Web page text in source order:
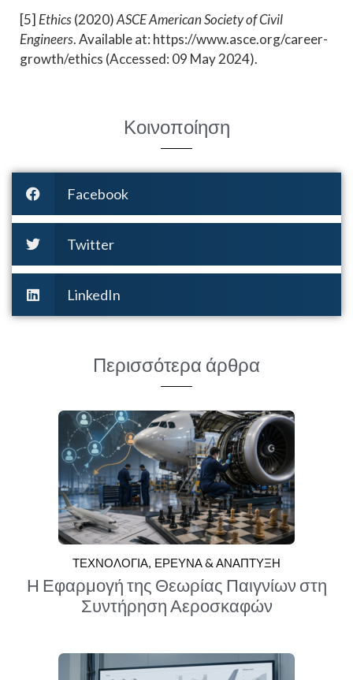
[5] Ethics(2020)ASCE American Society of Civil
Engineers. Available at: https://www.asce.org/career-
growth/ethics (Accessed: 09 May 2024).
Κοινοποίηση
Facebook
Twitter
LinkedIn
Περισσότερα άρθρα
ΤΕΧΝΟΛΟΓΙΑ ΕΡΕΥΝΑ & ΑΝΑΠΤΥΞΗ
Η Εφαρμογή της Θεωρίας Παιγνίων στη
Συντήρηση Αεροσκαφών